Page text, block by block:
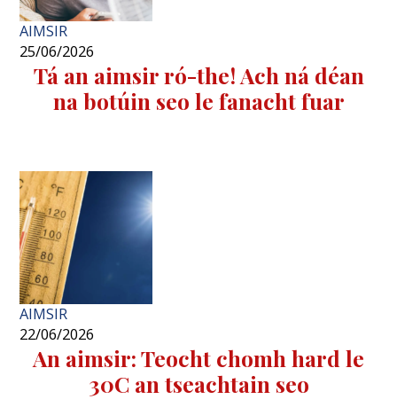
AIMSIR
25/06/2026
Tá an aimsir ró-the! Ach ná déan
na botúin seo le fanacht fuar
AIMSIR
22/06/2026
An aimsir: Teocht chomh hard le
30C an tseachtain seo